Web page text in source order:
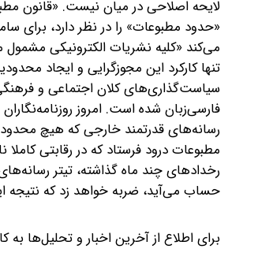
«حدود مطبوعات» را در نظر دارد، برای
می‌کند‌ «کلیه نشریات الکترونیکی
سیاست‌گذاری‌های کلان اجتماعی و
فارسی‌زبان شده است. امروز
رسانه‌های قدرتمند خارجی که هیچ
مطبوعات درود فرستاد که در رقابتی
رخدادهای چند ماه گذاشته، تیتر
حساب می‌آید، ضربه خواهد زد که نتیجه
برای اطلاع از آخرین اخبار و تحلیل‌ها به